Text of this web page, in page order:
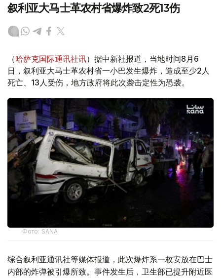
叙利亚大马士革农村省爆炸致2死13伤
（哈萨克国际通讯社讯）据中新社报道，当地时间8月6
日，叙利亚大马士革农村省一小巴发生爆炸，造成至少2人
死亡、13人受伤，地方政府将此次袭击定性为恐袭。
Фото: SANA
综合叙利亚通讯社等媒体报道，此次爆炸系一枚安放在巴士
内部的炸弹被引爆所致。事件发生后，卫生部已提升附近医